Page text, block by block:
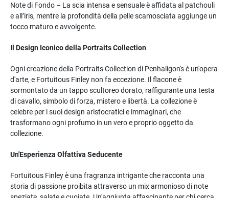
Note di Fondo – La scia intensa e sensuale è affidata al patchouli
e all’iris, mentre la profondità della pelle scamosciata aggiunge un
tocco maturo e avvolgente.
Il Design Iconico della Portraits Collection
Ogni creazione della Portraits Collection di Penhaligon's è un'opera
d'arte, e Fortuitous Finley non fa eccezione. Il flacone è
sormontato da un tappo scultoreo dorato, raffigurante una testa
di cavallo, simbolo di forza, mistero e libertà. La collezione è
celebre per i suoi design aristocratici e immaginari, che
trasformano ogni profumo in un vero e proprio oggetto da
collezione.
Un'Esperienza Olfattiva Seducente
Fortuitous Finley è una fragranza intrigante che racconta una
storia di passione proibita attraverso un mix armonioso di note